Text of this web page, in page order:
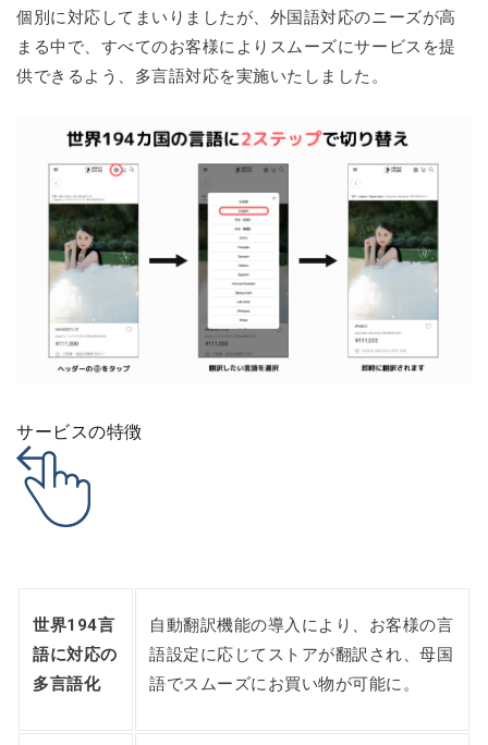
個別に対応してまいりましたが、外国語対応のニーズが高
まる中で、すべてのお客様によりスムーズにサービスを提
供できるよう、多言語対応を実施いたしました。
サービスの特徴
世界194言
語に対応の
多言語化
自動翻訳機能の導入により、お客様の言
語設定に応じてストアが翻訳され、母国
語でスムーズにお買い物が可能に。